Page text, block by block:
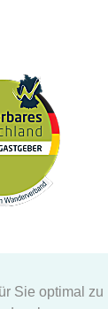
Sie optimal zu
Café und